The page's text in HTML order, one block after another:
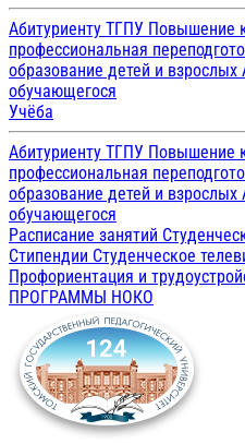
Абитуриенту ТГПУ Повышение
профессиональная
образование детей и взрослых
обучающегося
Учёба
Абитуриенту ТГПУ Повышение
профессиональная
образование детей и взрослых
обучающегося
Расписание занятий
Стипендии Студенческое
Профориентация и
ПРОГРАММЫ НОКО